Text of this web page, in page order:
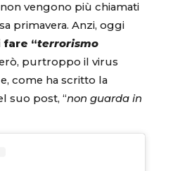
vengono più chiamati
primavera. Anzi, oggi
fare “terrorismo
purtroppo il virus
come ha scritto la
suo post, “non guarda in